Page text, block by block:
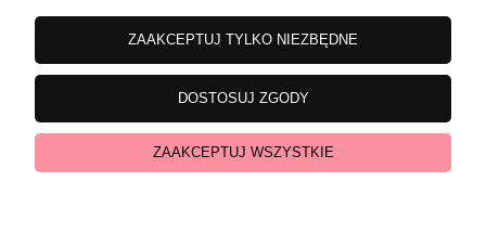
MOJE KONTO
WSPÓŁPRACA
ZAAKCEPTUJ TYLKO NIEZBĘDNE
DOSTOSUJ ZGODY
ZAAKCEPTUJ WSZYSTKIE